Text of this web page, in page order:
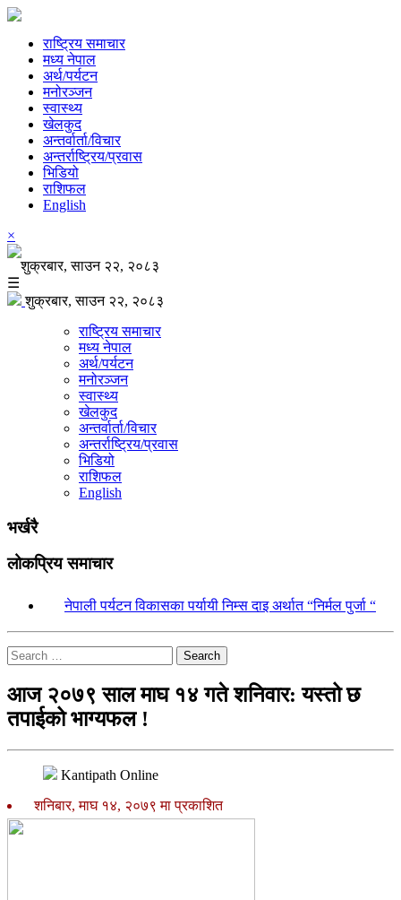
राष्ट्रिय समाचार
मध्य नेपाल
अर्थ/पर्यटन
मनोरञ्जन
स्वास्थ्य
खेलकुद
अन्तर्वार्ता/विचार
अन्तर्राष्ट्रिय/प्रवास
भिडियो
राशिफल
English
×
शुक्रबार, साउन २२, २०८३
☰
शुक्रबार, साउन २२, २०८३
राष्ट्रिय समाचार
मध्य नेपाल
अर्थ/पर्यटन
मनोरञ्जन
स्वास्थ्य
खेलकुद
अन्तर्वार्ता/विचार
अन्तर्राष्ट्रिय/प्रवास
भिडियो
राशिफल
English
भर्खरै
लोकप्रिय समाचार
नेपाली पर्यटन विकासका पर्यायी निम्स दाइ अर्थात “निर्मल पुर्जा “
Search
आज २०७९ साल माघ १४ गते शनिवार: यस्तो छ
तपाईको भाग्यफल !
Kantipath Online
शनिबार, माघ १४, २०७९ मा प्रकाशित